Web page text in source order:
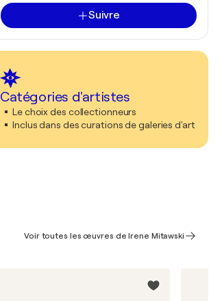
Suivre
Catégories d'artistes
Le choix des collectionneurs
Inclus dans des curations de galeries d'art
Voir toutes les œuvres de Irene Mitawski